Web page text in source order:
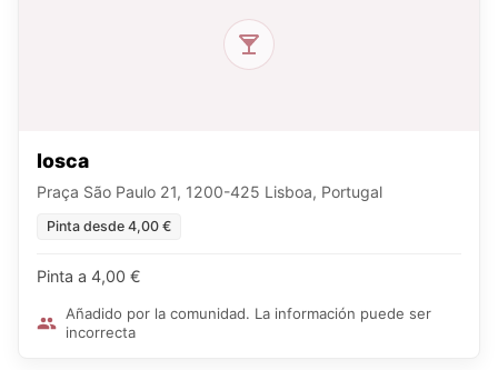
Iosca
Praça São Paulo 21, 1200-425 Lisboa, Portugal
Pinta desde 4,00 €
Pinta a 4,00 €
Añadido por la comunidad. La información puede ser
incorrecta